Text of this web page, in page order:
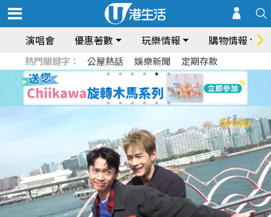
演唱會 優惠著數 玩樂情報 購物情報
熱門關鍵字： 公屋熱話 娛樂新聞 定期存款